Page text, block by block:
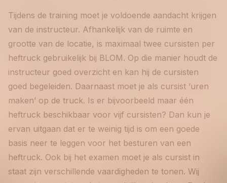
Tijdens de training moet je voldoende aandacht krijgen
van de instructeur. Afhankelijk van de ruimte en
grootte van de locatie, is maximaal twee cursisten per
heftruck gebruikelijk bij BLOM. Op die manier houdt de
instructeur goed overzicht en kan hij de cursisten
goed begeleiden. Daarnaast moet je als cursist ‘uren
maken’ op de truck. Is er bijvoorbeeld maar één
heftruck beschikbaar voor vijf cursisten? Dan kun je
ervan uitgaan dat er te weinig tijd is om een goede
basis neer te leggen voor het besturen van een
heftruck. Ook bij het examen moet je als cursist in
staat zijn verschillende vaardigheden te tonen. Wij